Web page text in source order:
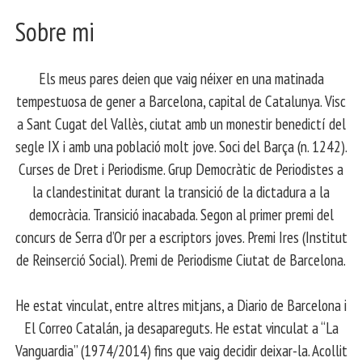
Sobre mi
Els meus pares deien que vaig néixer en una matinada
tempestuosa de gener a Barcelona, capital de Catalunya. Visc
a Sant Cugat del Vallès, ciutat amb un monestir benedictí del
segle IX i amb una població molt jove. Soci del Barça (n. 1242).
Curses de Dret i Periodisme. Grup Democràtic de Periodistes a
la clandestinitat durant la transició de la dictadura a la
democràcia. Transició inacabada. Segon al primer premi del
concurs de Serra d’Or per a escriptors joves. Premi Ires (Institut
de Reinserció Social). Premi de Periodisme Ciutat de Barcelona.
​ He estat vinculat, entre altres mitjans, a Diario de Barcelona i
El Correo Catalán, ja desapareguts. He estat vinculat a “La
Vanguardia” (1974/2014) fins que vaig decidir deixar-la. Acollit